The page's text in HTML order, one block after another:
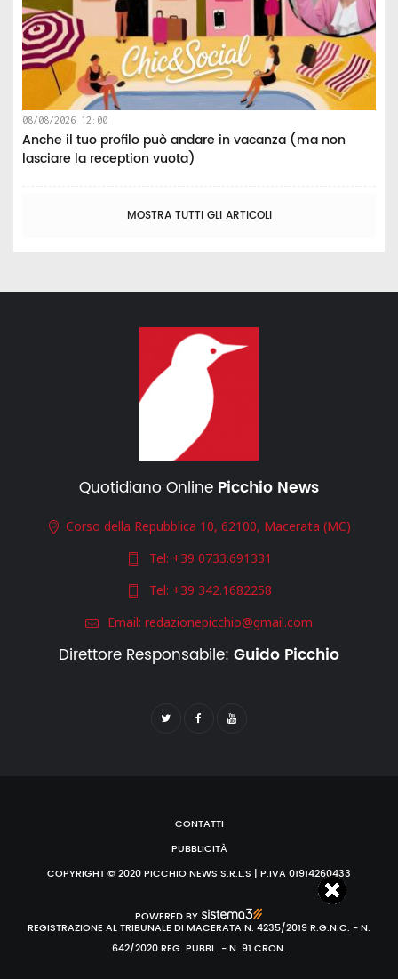
08/08/2026 12:00
Anche il tuo profilo può andare in vacanza (ma non
lasciare la reception vuota)
MOSTRA TUTTI GLI ARTICOLI
Quotidiano Online Picchio News
Corso della Repubblica 10, 62100, Macerata (MC)
Tel: +39 0733.691331
Tel: +39 342.1682258
Email: redazionepicchio@gmail.com
Direttore Responsabile: Guido Picchio
CONTATTI
PUBBLICITÀ
COPYRIGHT © 2020 PICCHIO NEWS S.R.L.S | P.IVA 01914260433
POWERED BY
REGISTRAZIONE AL TRIBUNALE DI MACERATA N. 4235/2019 R.G.N.C. - N.
642/2020 REG. PUBBL. - N. 91 CRON.